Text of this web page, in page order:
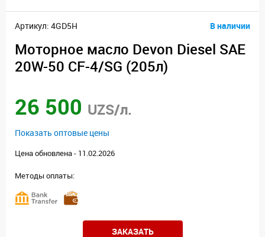
Артикул: 4GD5H В наличии
Моторное масло Devon Diesel SAE
20W-50 CF-4/SG (205л)
26 500 UZS/л.
Показать оптовые цены
Цена обновлена - 11.02.2026
Методы оплаты:
ЗАКАЗАТЬ